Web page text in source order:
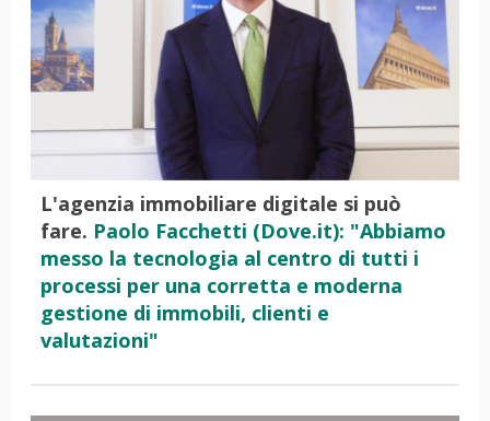
L'agenzia immobiliare digitale si può
fare. Paolo Facchetti (Dove.it): "Abbiamo
messo la tecnologia al centro di tutti i
processi per una corretta e moderna
gestione di immobili, clienti e
valutazioni"